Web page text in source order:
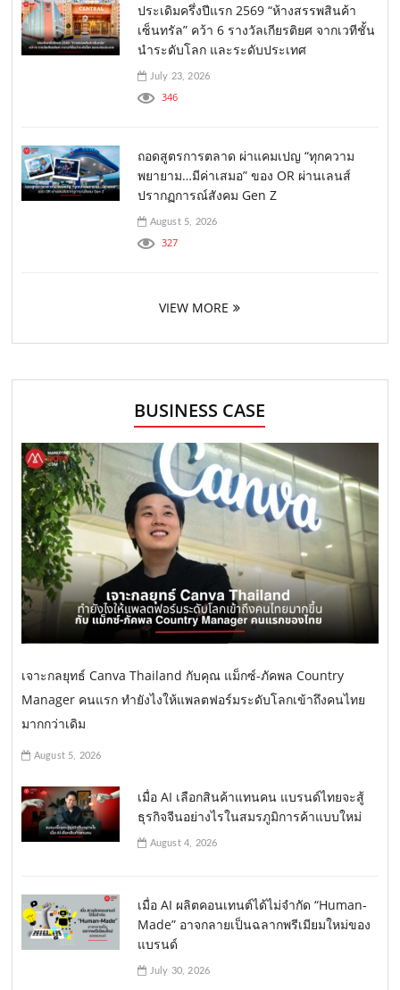
ประเดิมครึ่งปีแรก 2569 “ห้างสรรพสินค้า
เซ็นทรัล” คว้า 6 รางวัลเกียรติยศ จากเวทีชั้น
นำระดับโลก และระดับประเทศ
July 23, 2026
346
ถอดสูตรการตลาด ผ่าแคมเปญ “ทุกความ
พยายาม…มีค่าเสมอ” ของ OR ผ่านเลนส์
ปรากฏการณ์สังคม Gen Z
August 5, 2026
327
VIEW MORE
BUSINESS CASE
เจาะกลยุทธ์ Canva Thailand กับคุณ แม็กซ์-ภัคพล Country
Manager คนแรก ทำยังไงให้แพลตฟอร์มระดับโลกเข้าถึงคนไทย
มากกว่าเดิม
August 5, 2026
เมื่อ AI เลือกสินค้าแทนคน แบรนด์ไทยจะสู้
ธุรกิจจีนอย่างไรในสมรภูมิการค้าแบบใหม่
August 4, 2026
เมื่อ AI ผลิตคอนเทนต์ได้ไม่จำกัด “Human-
Made” อาจกลายเป็นฉลากพรีเมียมใหม่ของ
แบรนด์
July 30, 2026